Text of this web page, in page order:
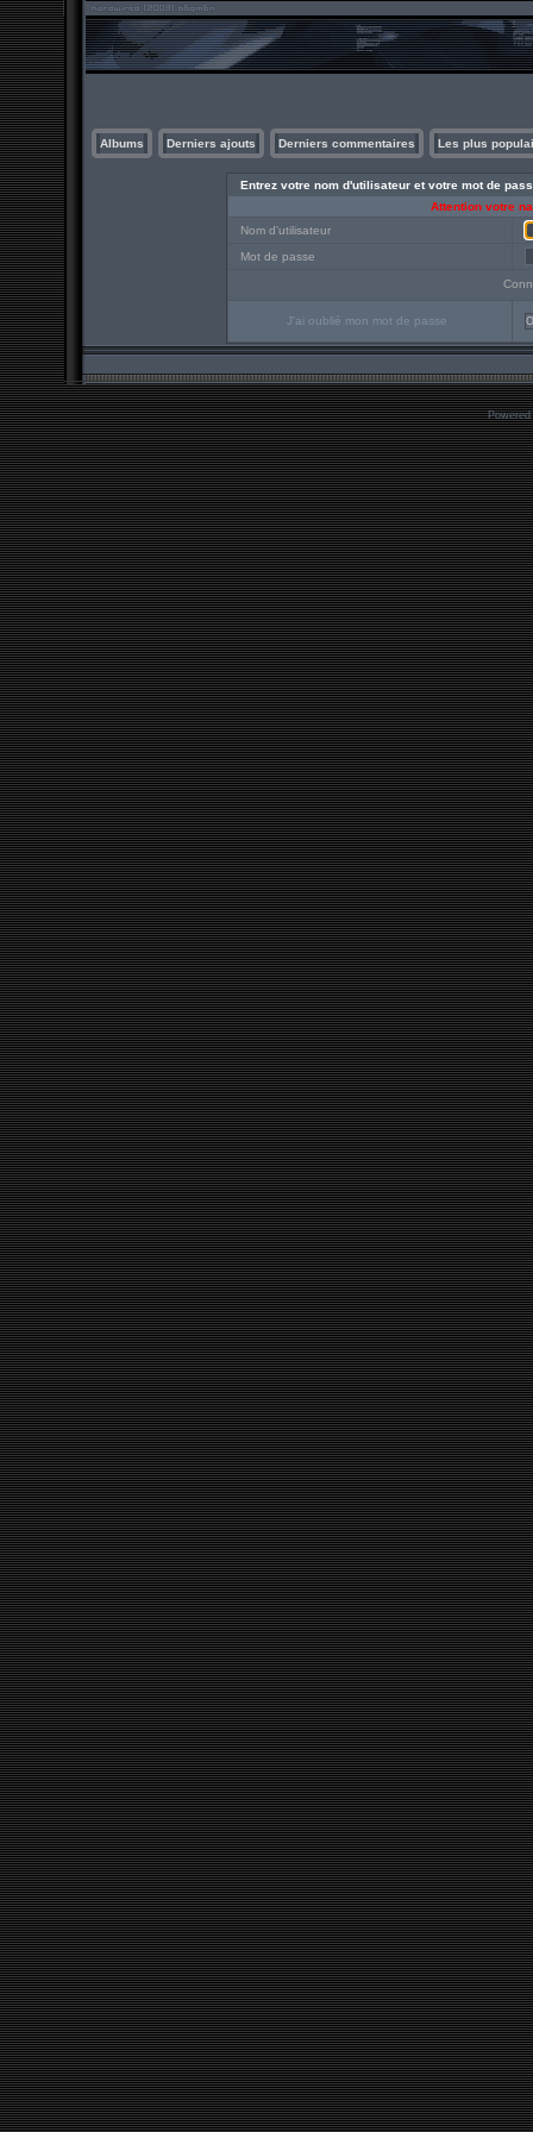
Albums Derniers ajouts Derniers commentaires Les plus
Entrez votre nom d'utilisateur et votre mot de
Attention votre
Nom d'utilisateur
Mot de passe
J'ai oublié mon mot de passe